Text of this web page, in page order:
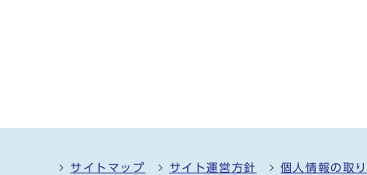
サイトマップ サイト運営方針 個人情報の取